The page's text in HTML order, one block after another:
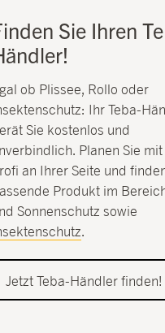
Sie Ihren
ob Plissee, Rollo oder
Ihr Teba-
Sie kostenlos und
Planen Sie
an Ihrer Seite und
Produkt im
Sonnenschutz sowie
.
Jetzt Teba-Händler finden!